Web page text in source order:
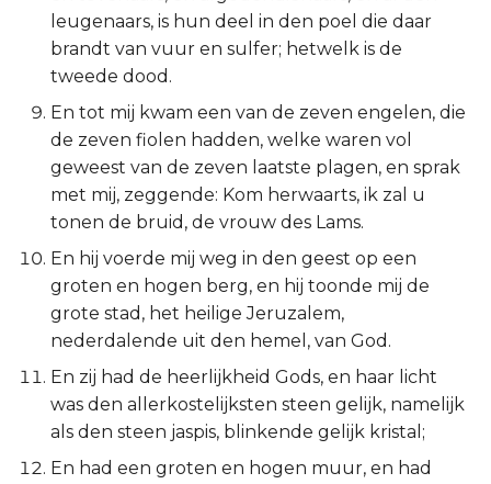
Psalmen
Spreuken
Prediker
Hooglied
Jesaja
Jeremía
Klaagliederen
Ezechiël
leugenaars, is hun deel in den poel die daar
brandt van vuur en sulfer; hetwelk is de
tweede dood.
En tot mij kwam een van de zeven engelen, die
de zeven fiolen hadden, welke waren vol
geweest van de zeven laatste plagen, en sprak
met mij, zeggende: Kom herwaarts, ik zal u
tonen de bruid, de vrouw des Lams.
En hij voerde mij weg in den geest op een
groten en hogen berg, en hij toonde mij de
grote stad, het heilige Jeruzalem,
nederdalende uit den hemel, van God.
En zij had de heerlijkheid Gods, en haar licht
was den allerkostelijksten steen gelijk, namelijk
als den steen jaspis, blinkende gelijk kristal;
En had een groten en hogen muur, en had